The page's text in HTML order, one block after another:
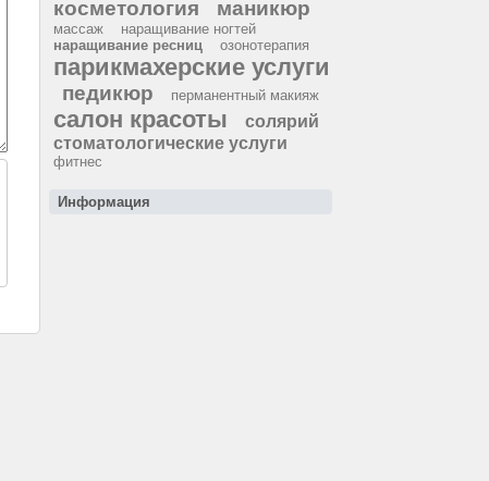
косметология маникюр
массаж
наращивание ногтей
наращивание ресниц
озонотерапия
парикмахерские услуги
педикюр перманентный макияж
салон красоты
солярий
стоматологические услуги
фитнес
Информация